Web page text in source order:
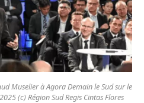
Muselier à Agora Demain le Sud sur le
(c) Région Sud Regis Cintas Flores